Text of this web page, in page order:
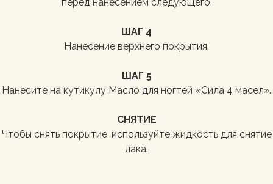
перед нанесением следующего.
ШАГ 4
Нанесение верхнего покрытия.
ШАГ 5
Нанесите на кутикулу Масло для ногтей «Сила 4 масел».
СНЯТИЕ
Чтобы снять покрытие, используйте жидкость для снятие
лака.